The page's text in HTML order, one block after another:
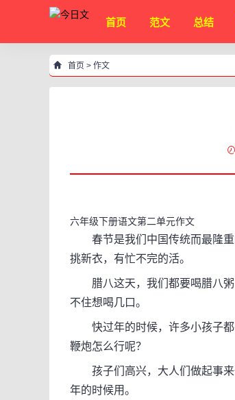
首页 范文 总结
首页 > 作文
六年级下册语文第二单元作文
春节是我们中国传统而最隆重
挑新衣，有忙不完的活。
腊八这天，我们都要喝腊八粥
不住想喝几口。
快过年的时候，许多小孩子都
鞭炮怎么行呢？
孩子们高兴，大人们做起事来
年的时候用。